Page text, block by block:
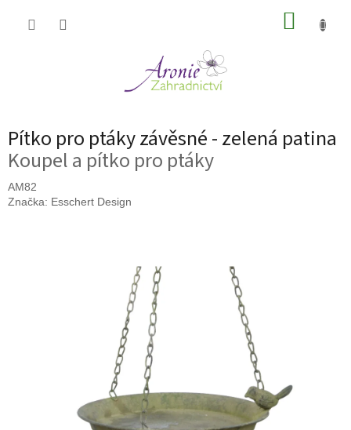
Pítko pro ptáky závěsné - zelená patina
Koupel a pítko pro ptáky
AM82
Značka: Esschert Design